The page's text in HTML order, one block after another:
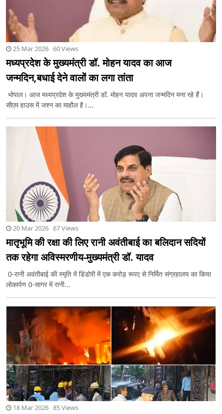
25 Mar 2026 60 Views
मध्यप्रदेश के मुख्यमंत्री डॉ. मोहन यादव का आज
जन्मदिन,बधाई देने वालों का लगा तांता
भोपाल। आज मध्यप्रदेश के मुख्यमंत्री डॉ. मोहन यादव अपना जन्मदिन मना रहे हैं।
सीएम हाउस में जश्न का माहौल है।...
20 Mar 2026 67 Views
मातृभूमि की रक्षा की लिए रानी अवंतीबाई का बलिदान सदियों
तक रहेगा अविस्मरणीय-मुख्यमंत्री डॉ. यादव
0-रानी अवंतीबाई की स्मृति में डिंडोरी में एक करोड़ रूपए से निर्मित संग्रहालय का किया
लोकार्पण 0-सागर में रानी...
18 Mar 2026 85 Views